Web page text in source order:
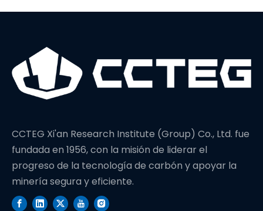
CCTEG Xi'an Research Institute (Group) Co., Ltd. fue
fundada en 1956, con la misión de liderar el
progreso de la tecnología de carbón y apoyar la
minería segura y eficiente.